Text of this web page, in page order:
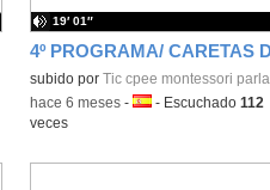
Contenido educativo.
subido por Tic cpee montessori parla
19′ 01″
-hace 6 meses- Idioma:
- Escuchado 112
veces